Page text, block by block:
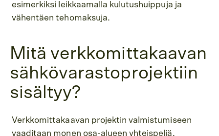
esimerkiksi leikkaamalla kulutushuippuja ja
vähentäen tehomaksuja.
Mitä verkkomittakaavan
sähkövarastoprojektiin
sisältyy?
Verkkomittakaavan projektin valmistumiseen
vaaditaan monen osa-alueen yhteispeliä.